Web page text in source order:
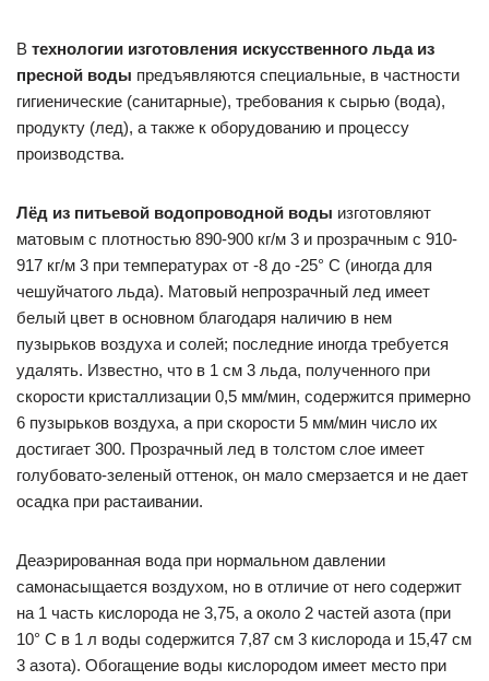
В технологии изготовления искусственного льда из
пресной воды предъявляются специальные, в частности
гигиенические (санитарные), требования к сырью (вода),
продукту (лед), а также к оборудованию и процессу
производства.
Лёд из питьевой водопроводной воды изготовляют
матовым с плотностью 890-900 кг/м 3 и прозрачным с 910-
917 кг/м 3 при температурах от -8 до -25° С (иногда для
чешуйчатого льда). Матовый непрозрачный лед имеет
белый цвет в основном благодаря наличию в нем
пузырьков воздуха и солей; последние иногда требуется
удалять. Известно, что в 1 см 3 льда, полученного при
скорости кристаллизации 0,5 мм/мин, содержится примерно
6 пузырьков воздуха, а при скорости 5 мм/мин число их
достигает 300. Прозрачный лед в толстом слое имеет
голубовато-зеленый оттенок, он мало смерзается и не дает
осадка при растаивании.
Деаэрированная вода при нормальном давлении
самонасыщается воздухом, но в отличие от него содержит
на 1 часть кислорода не 3,75, а около 2 частей азота (при
10° С в 1 л воды содержится 7,87 см 3 кислорода и 15,47 см
3 азота). Обогащение воды кислородом имеет место при